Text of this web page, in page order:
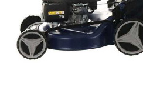
NuAir
NuovaFac
O
Officine Savioli